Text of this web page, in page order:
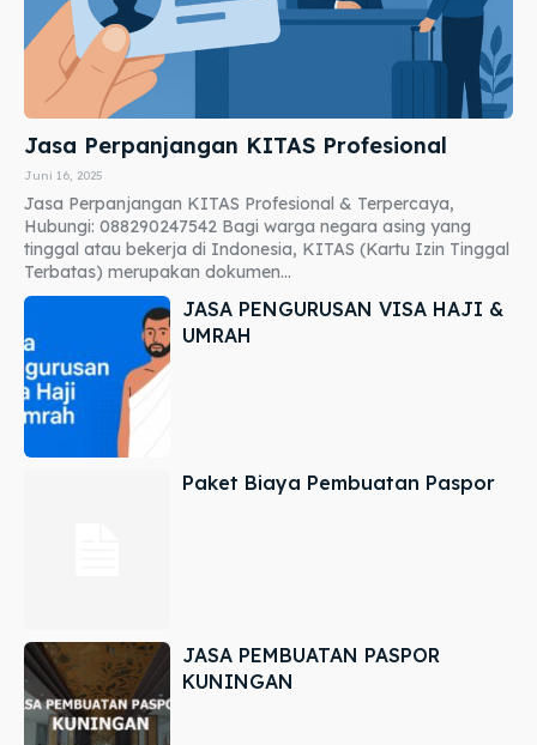
Jasa Perpanjangan KITAS Profesional
Juni 16, 2025
Jasa Perpanjangan KITAS Profesional & Terpercaya,
Hubungi: 088290247542 Bagi warga negara asing yang
tinggal atau bekerja di Indonesia, KITAS (Kartu Izin Tinggal
Terbatas) merupakan dokumen...
JASA PENGURUSAN VISA HAJI &
UMRAH
Paket Biaya Pembuatan Paspor
JASA PEMBUATAN PASPOR
KUNINGAN